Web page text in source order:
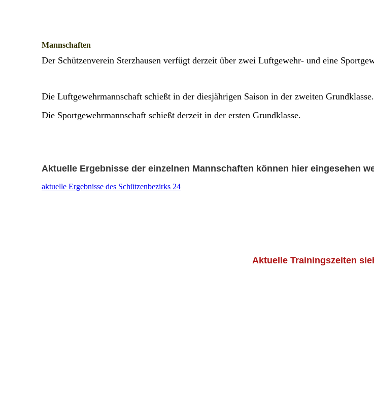
Mannschaften
Der Schützenverein Sterzhausen verfügt derzeit über zwei Luftgewehr- und eine
Die Luftgewehrmannschaft schießt in der diesjährigen Saison in der zweiten Grundklasse.
Die Sportgewehrmannschaft schießt derzeit in der ersten Grundklasse.
Aktuelle Ergebnisse der einzelnen Mannschaften können hier eingesehen
aktuelle Ergebnisse des Schützenbezirks 24
Aktuelle Trainingszeiten